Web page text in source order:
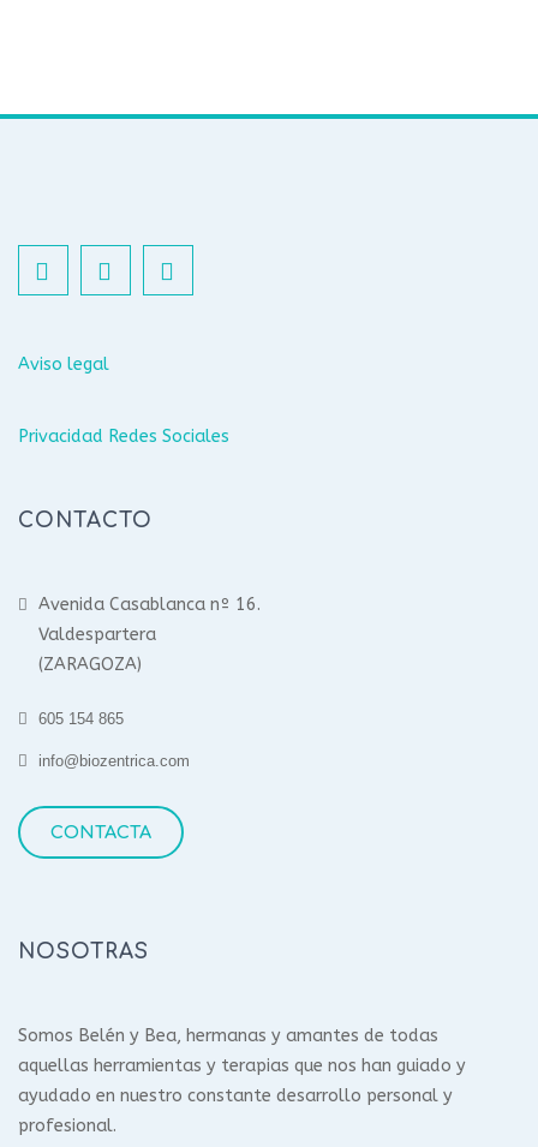
Aviso legal
Privacidad Redes Sociales
CONTACTO
Avenida Casablanca nº 16.
Valdespartera
(ZARAGOZA)
605 154 865
info@biozentrica.com
CONTACTA
NOSOTRAS
Somos Belén y Bea, hermanas y amantes de todas
aquellas herramientas y terapias que nos han guiado y
ayudado en nuestro constante desarrollo personal y
profesional.